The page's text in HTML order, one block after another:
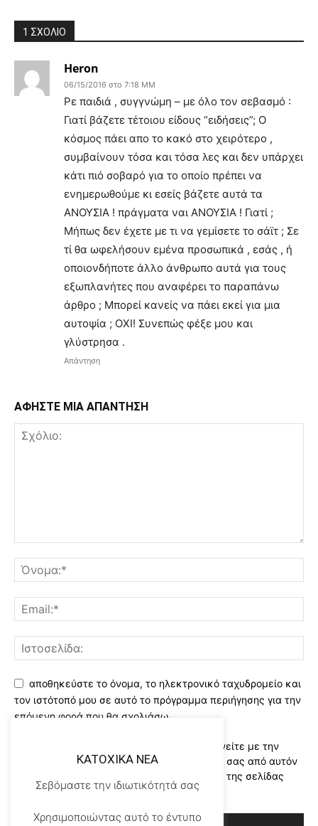
1 ΣΧΟΛΙΟ
Heron
06/15/2016 στο 7:18 ΜΜ
Ρε παιδιά , συγγνώμη – με όλο τον σεβασμό :
Γιατί βάζετε τέτοιου είδους “ειδήσεις”; Ο
κόσμος πάει απο το κακό στο χειρότερο ,
συμβαίνουν τόσα και τόσα λες και δεν υπάρχει
κάτι πιό σοβαρό για το οποίο πρέπει να
ενημερωθούμε κι εσείς βάζετε αυτά τα
ΑΝΟΥΣΙΑ ! πράγματα ναι ΑΝΟΥΣΙΑ ! Γιατί ;
Μήπως δεν έχετε με τι να γεμίσετε το σάϊτ ; Σε
τί θα ωφελήσουν εμένα προσωπικά , εσάς , ή
οποιονδήποτε άλλο άνθρωπο αυτά για τους
εξωπλανήτες που αναφέρει το παραπάνω
άρθρο ; Μπορεί κανείς να πάει εκεί για μια
αυτοψία ; ΟΧΙ! Συνεπώς φέξε μου και
γλύστρησα .
Απάντηση
ΑΦΗΣΤΕ ΜΙΑ ΑΠΑΝΤΗΣΗ
αποθηκεύστε το όνομα, το ηλεκτρονικό ταχυδρομείο και
τον ιστότοπό μου σε αυτό το πρόγραμμα περιήγησης για την
επόμενη φορά που θα σχολιάσω.
Χρησιμοποιώντας αυτό το έντυπο συμφωνείτε με την
αποθήκευση και χειρισμό των δεδομένων σας από αυτόν
τον ιστότοπο..Διαβάστε του ορους χρήσης της σελίδας
μας*
KATOXIKA NEA
Σεβόμαστε την ιδιωτικότητά σας
Χρησιμοποιώντας αυτό το έντυπο